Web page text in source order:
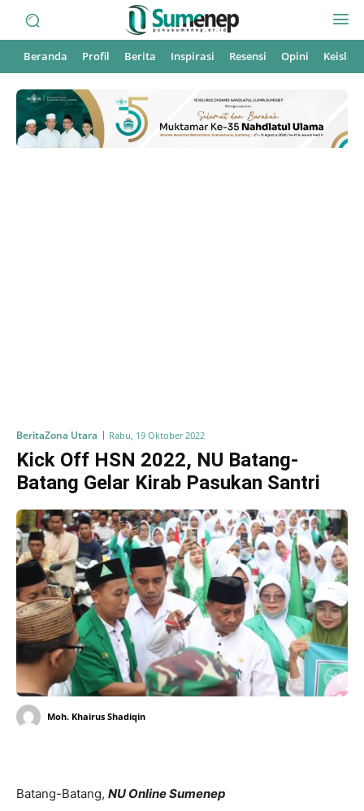
Beranda Profil Berita Inspirasi Resensi Opini
BeritaZona Utara Rabu, 19 Oktober 2022
Kick Off HSN 2022, NU Batang-
Batang Gelar Kirab Pasukan Santri
Moh. Khairus Shadiqin
Batang-Batang, NU Online Sumenep